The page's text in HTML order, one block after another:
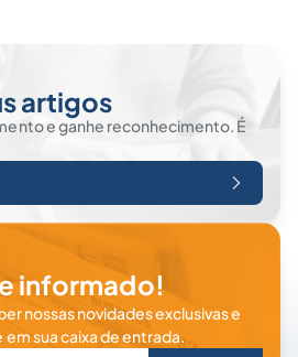
artigos
e ganhe reconhecimento. É
informado!
nossas novidades exclusivas e
sua caixa de entrada.